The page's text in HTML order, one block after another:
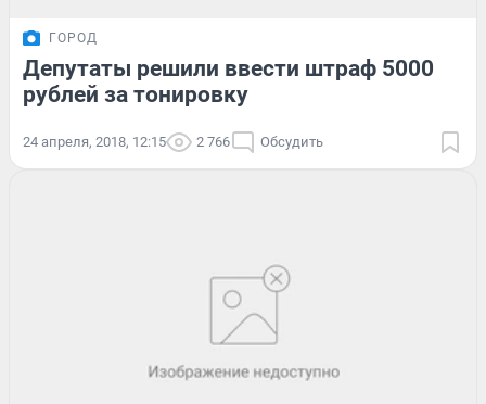
ГОРОД
Депутаты решили ввести штраф 5000
рублей за тонировку
24 апреля, 2018, 12:15 2 766 Обсудить